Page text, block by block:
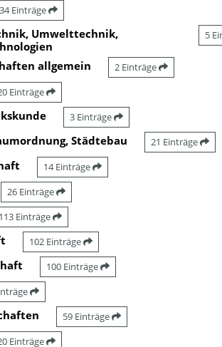
34 Einträge
Umwelttechnik,
5
allgemein 2 Einträge
Einträge
3 Einträge
Städtebau 21 Einträge
14 Einträge
26 Einträge
113 Einträge
102 Einträge
100 Einträge
59 Einträge
Einträge